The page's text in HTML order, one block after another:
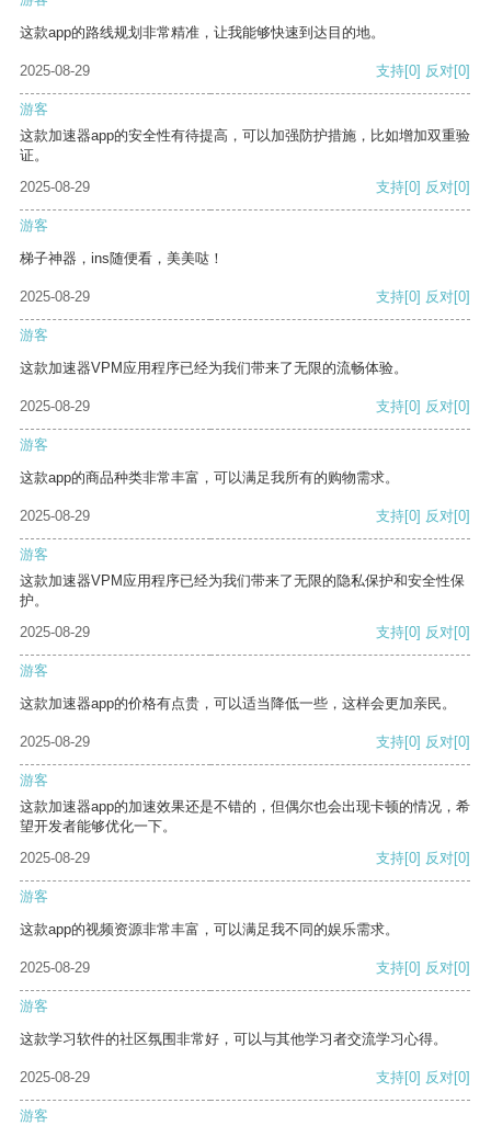
这款app的路线规划非常精准，让我能够快速到达目的地。
2025-08-29 支持[0] 反对[0]
游客
这款加速器app的安全性有待提高，可以加强防护措施，比如增加双重验
证。
2025-08-29
支持[0] 反对[0]
游客
梯子神器，ins随便看，美美哒！
2025-08-29 支持[0] 反对[0]
游客
这款加速器VPM应用程序已经为我们带来了无限的流畅体验。
2025-08-29 支持[0] 反对[0]
游客
这款app的商品种类非常丰富，可以满足我所有的购物需求。
2025-08-29 支持[0] 反对[0]
游客
这款加速器VPM应用程序已经为我们带来了无限的隐私保护和安全性保
护。
2025-08-29
支持[0] 反对[0]
游客
这款加速器app的价格有点贵，可以适当降低一些，这样会更加亲民。
2025-08-29 支持[0] 反对[0]
游客
这款加速器app的加速效果还是不错的，但偶尔也会出现卡顿的情况，希
望开发者能够优化一下。
2025-08-29
支持[0] 反对[0]
游客
这款app的视频资源非常丰富，可以满足我不同的娱乐需求。
2025-08-29 支持[0] 反对[0]
游客
这款学习软件的社区氛围非常好，可以与其他学习者交流学习心得。
2025-08-29 支持[0] 反对[0]
游客